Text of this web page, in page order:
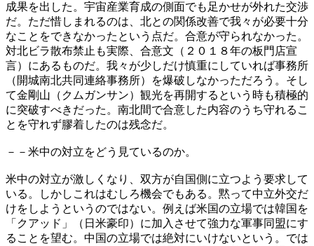
成果を出した。宇宙産業育成の側面でも足かせが外れた交渉
だ。ただ惜しまれるのは、北との関係改善で我々が必要十分
なことをできなかったという点だ。合意が守られなかった。
対北ビラ散布禁止も実際、合意文（２０１８年の板門店宣
言）にあるものだ。我々が少しだけ慎重にしていれば事務所
（開城南北共同連絡事務所）を爆破しなかっただろう。そし
て金剛山（クムガンサン）観光を再開するという時も積極的
に突破すべきだった。南北間で合意した内容のうち守れるこ
とを守れず膠着したのは残念だ。
－－米中の対立をどう見ているのか。
米中の対立が激しくなり、双方が自国側に立つよう要求して
いる。しかしこれはむしろ機会でもある。黙って中立外交だ
けをしようというのではない。例えば米国の立場では韓国を
「クアッド」（日米豪印）に加入させて強力な軍事同盟にす
ることを望む。中国の立場では絶対にいけないという。では